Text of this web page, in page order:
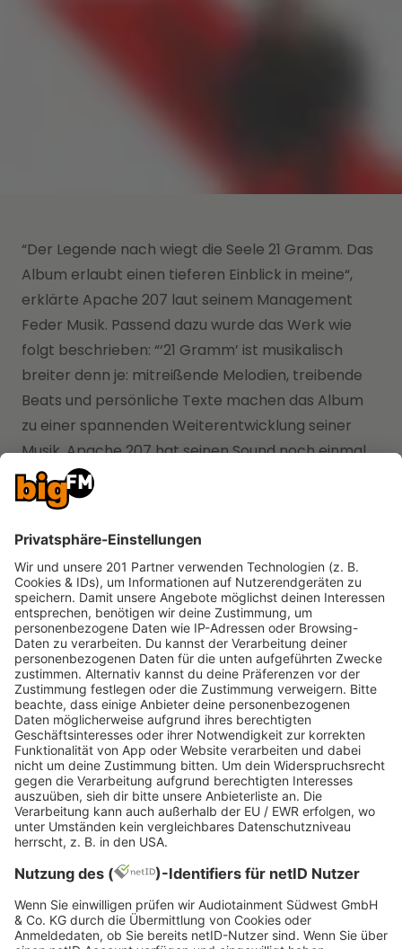
“Der Legende nach wiegt die Seele 21 Gramm. Das
Album erlaubt einen tieferen Einblick in meine“,
erklärte Apache 207 laut seinem Management
Feder Musik. Passend dazu wurde das Werk wie
folgt beschrieben: “‘21 Gramm’ ist musikalisch
breiter denn je: mitreißende Melodien, treibende
Beats und persönliche Texte machen das Album
zu einer spannenden Weiterentwicklung seiner
Musik. Apache 207 hat seinen Sound noch einmal
auf ein neues Level gehoben.”
Diskografie hier im exklusiven Livestream
reinziehen:
Apache207